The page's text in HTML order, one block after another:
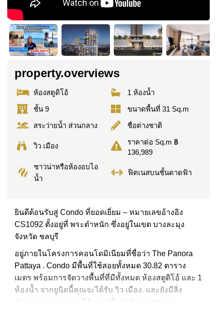
property.overviews
ห้องสตูดิโอ้
1 ห้องน้ำ
ชั้น 9
ขนาดพื้นที่ 31 Sq.m
สระว่ายน้ำ ส่วนกลาง
ชื่อต่างชาติ
วิว เมือง
ราคาต่อ Sq.m ฿
136,989
ซาวน่าหรือห้องอบไอ
น้ำ
ฟิตเนสบนชั้นดาดฟ้า
ยินดีต้อนรับสู่ Condo ที่ยอดเยี่ยม – หมายเลขอ้างอิง
CS1092 ตั้งอยู่ที่ พระตำหนัก ซึ่งอยู่ในเขต บางละมุง
จังหวัด ชลบุรี
อยู่ภายในโครงการคอนโดมิเนียมที่ชื่อว่า The Panora
Pattaya . Condo มีพื้นที่ใช้สอยทั้งหมด 30.82 ตาราง
เมตร พร้อมการจัดวางพื้นที่ที่มีทั้งหมด ห้องสตูดิโอ้ และ 1
ห้องน้ำ จากยูนิตนี้คุณจะได้รับ วิว เมือง. และยังมีสิ่ง
อำนวยความสะดวก ได้แก่ เครื่องปรับอากาศครบ,